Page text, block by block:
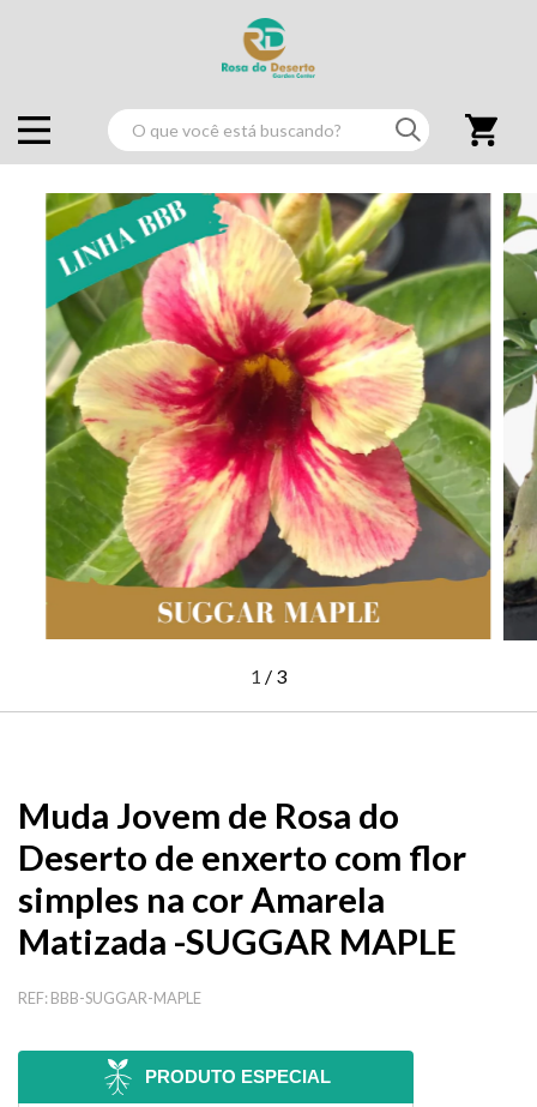
1 / 3
Muda Jovem de Rosa do
Deserto de enxerto com flor
simples na cor Amarela
Matizada -SUGGAR MAPLE
REF: BBB-SUGGAR-MAPLE
PRODUTO ESPECIAL